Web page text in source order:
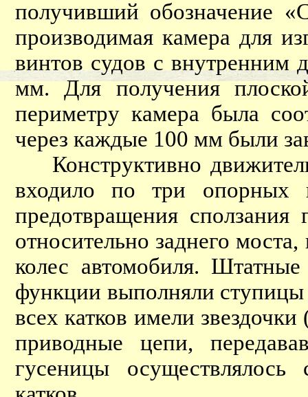
получивший обозначение
производимая камера для
винтов судов с
мм. Для получения
периметру камера была
через каждые 100 мм были
Конструктивно
входило по три опорных
предотвращения
относительно заднего
колес автомобиля.
функции выполняли
всех катков имели
приводные цепи,
гусеницы